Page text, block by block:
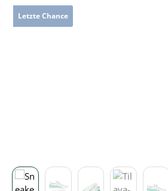
Letzte Chance